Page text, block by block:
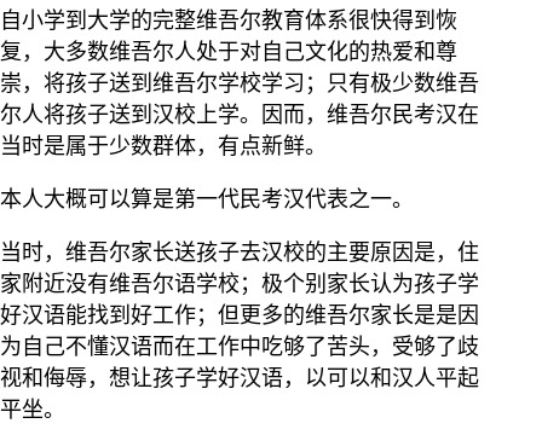
自小学到大学的完整维吾尔教育体系很快得到恢
复，大多数维吾尔人处于对自己文化的热爱和尊
崇，将孩子送到维吾尔学校学习；只有极少数维吾
尔人将孩子送到汉校上学。因而，维吾尔民考汉在
当时是属于少数群体，有点新鲜。
本人大概可以算是第一代民考汉代表之一。
当时，维吾尔家长送孩子去汉校的主要原因是，住
家附近没有维吾尔语学校；极个别家长认为孩子学
好汉语能找到好工作；但更多的维吾尔家长是是因
为自己不懂汉语而在工作中吃够了苦头，受够了歧
视和侮辱，想让孩子学好汉语，以可以和汉人平起
平坐。